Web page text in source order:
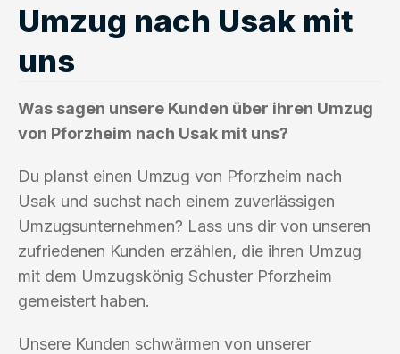
Umzug nach Usak mit
uns
Was sagen unsere Kunden über ihren Umzug
von Pforzheim nach Usak mit uns?
Du planst einen Umzug von Pforzheim nach
Usak und suchst nach einem zuverlässigen
Umzugsunternehmen? Lass uns dir von unseren
zufriedenen Kunden erzählen, die ihren Umzug
mit dem Umzugskönig Schuster Pforzheim
gemeistert haben.
Unsere Kunden schwärmen von unserer